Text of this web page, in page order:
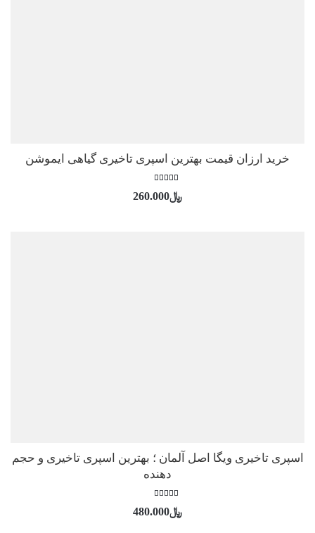
خرید ارزان قیمت بهترین اسپری تاخیری گیاهی ایموشن
5.00
﷼260.000
اسپری تاخیری ویگا اصل آلمان ؛ بهترین اسپری تاخیری و حجم
دهنده
5.00
﷼480.000